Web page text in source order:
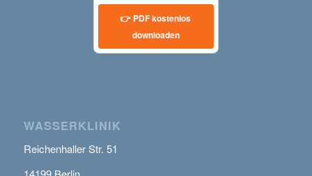
👉 PDF kostenlos
downloaden
WASSERKLINIK
Reichenhaller Str. 51